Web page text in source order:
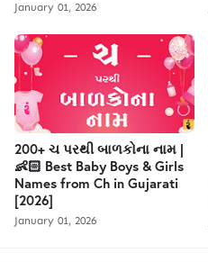
January 01, 2026
200+ ચ પરથી બાળકોના નામ |
👶🏻 Best Baby Boys & Girls
Names from Ch in Gujarati
[2026]
January 01, 2026